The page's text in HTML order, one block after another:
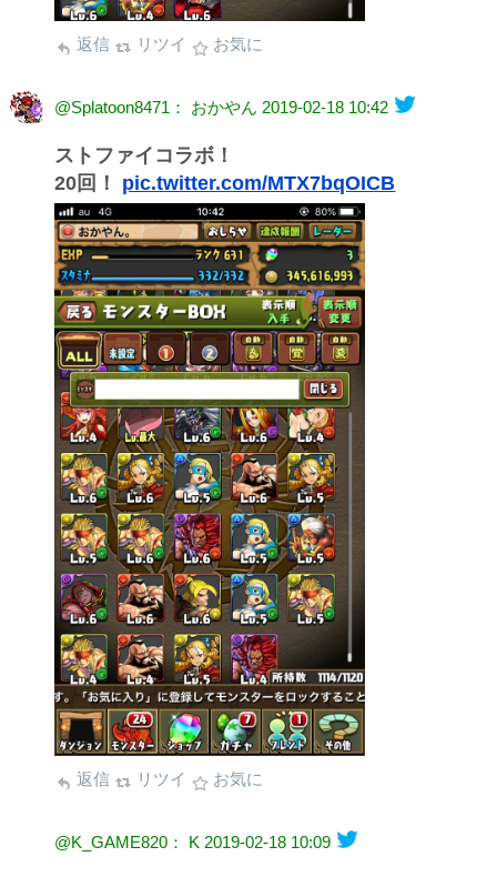
返信 リツイ お気に
@Splatoon8471： おかやん 2019-02-18 10:42
ストファイコラボ！
20回！ pic.twitter.com/MTX7bqOICB
返信 リツイ お気に
@K_GAME820： K 2019-02-18 10:09